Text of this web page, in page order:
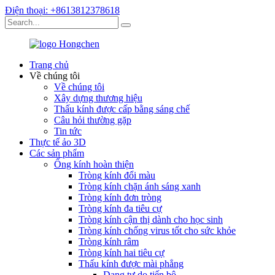
Điện thoại: +8613812378618
Trang chủ
Về chúng tôi
Về chúng tôi
Xây dựng thương hiệu
Thấu kính được cấp bằng sáng chế
Câu hỏi thường gặp
Tin tức
Thực tế ảo 3D
Các sản phẩm
Ống kính hoàn thiện
Tròng kính đổi màu
Tròng kính chặn ánh sáng xanh
Tròng kính đơn tròng
Tròng kính đa tiêu cự
Tròng kính cận thị dành cho học sinh
Tròng kính chống virus tốt cho sức khỏe
Tròng kính râm
Tròng kính hai tiêu cự
Thấu kính được mài phẳng